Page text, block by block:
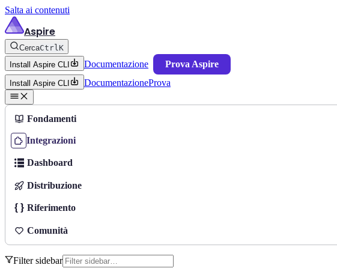
Salta ai contenuti
Aspire
CercaCtrlK
Install Aspire CLI
Documentazione Prova Aspire
Install Aspire CLI DocumentazioneProva
Fondamenti
Integrazioni
Dashboard
Distribuzione
Riferimento
Comunità
Filter sidebar